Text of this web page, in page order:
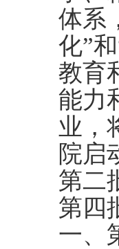
体系
化”
教育
能力
业，
院启
第二
第四
一、